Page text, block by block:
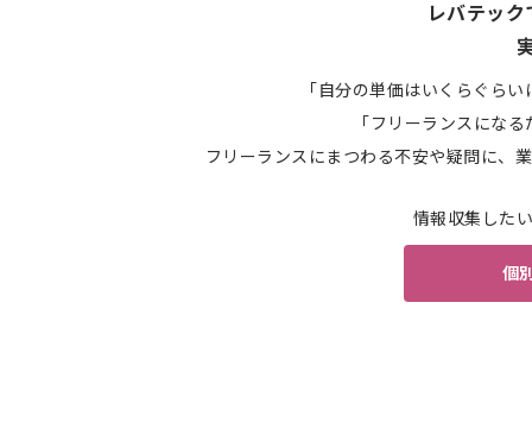
レバテッ
「自分の単価はいくらぐら
「フリーランスにな
フリーランスにまつわる不安や疑問に、
情報収集した
個